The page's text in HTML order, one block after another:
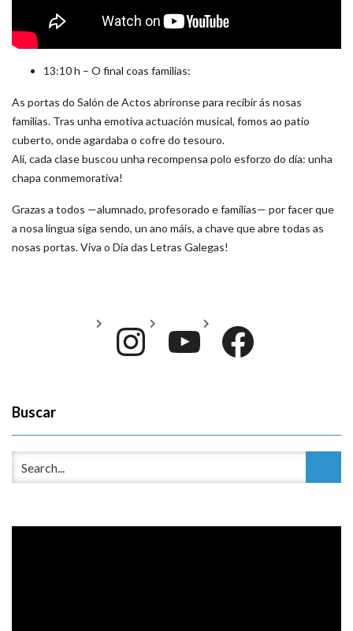
13:10 h – O final coas familias:
As portas do Salón de Actos abríronse para recibir ás nosas
familias. Tras unha emotiva actuación musical, fomos ao patio
cuberto, onde agardaba o cofre do tesouro.
Alí, cada clase buscou unha recompensa polo esforzo do día: unha
chapa conmemorativa!
Grazas a todos —alumnado, profesorado e familias— por facer que
a nosa lingua siga sendo, un ano máis, a chave que abre todas as
nosas portas. Viva o Día das Letras Galegas!
Instagram
YouTube
Buscar